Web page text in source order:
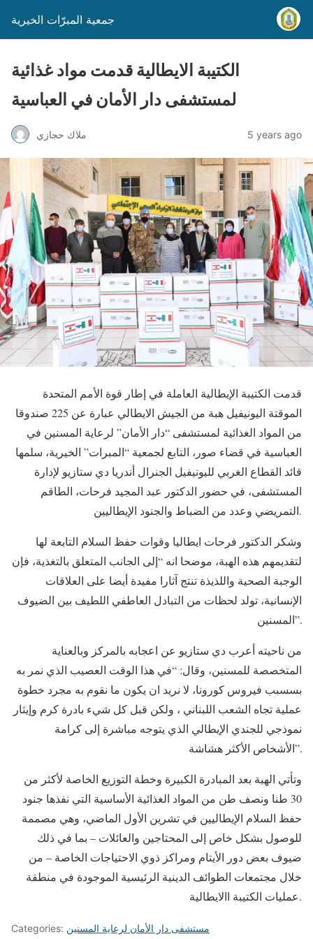
جمعية المبرّات الخيرية
الكتيبة الايطالية قدمت مواد غذائية
لمستشفى دار الأمان في العباسية
ملاك حجازي 5 years ago
الموقتة اليونيفيل هبة من الجيش الايطالي عبارة عن 225 صندوقا
من المواد الغذائية لمستشفى “دار الأمان” لرعاية المسنين في
العباسية في قضاء صور، التابع لجمعية “المبرات” الخيرية، سلمها
قائد القطاع الغربي لليونيفيل الجنرال أندريا دي ستازيو لإدارة
المستشفى، في حضور الدكتور عبد المجيد فرحات، الطاقم
التمريضي وعدد من الضباط والجنود الإيطاليين.
وشكر الدكتور فرحات ايطاليا وقوات حفظ السلام التابعة لها
لتقديمهم هذه الهبة، موضحا انه “إلى الجانب المتعلق بالتغذية، فإن
الوجبة الصحية واللذيذة تنتج آثارا مفيدة أيضا على العلاقات
الإنسانية، تولد لحظات من التبادل العاطفي اللطيف بين الضيوف
المسنين”.
من ناحيته أعرب دي ستازيو عن اعجابه بالمركز وبالعناية
المتخصصة للمسنين، وقال: “في هذا الوقت العصيب الذي نمر به
بسسبب فيروس كورونا، لا نريد ان يكون ما نقوم به مجرد خطوة
عملية تجاه الشعب اللبناني ، ولكن قبل كل شيء بادرة كرم وإيثار
نموذجي للجندي الإيطالي الذي يتوجه مباشرة إلى كرامة
الأشخاص الأكثر هشاشة”.
وتأتي الهبة بعد المبادرة الكبيرة وخطة التوزيع الخاصة لأكثر من
30 طنا ونصف طن من المواد الغذائية الأساسية التي نفذها جنود
حفظ السلام الإيطاليين في تشرين الأول الماضي، وهي مصممة
للوصول بشكل خاص إلى المحتاجين والعائلات – بما في ذلك
ضيوف بعض دور الأيتام ومراكز ذوي الاحتياجات الخاصة – من
خلال مجتمعات الطوائف الدينية الرئيسية الموجودة في منطقة
عمليات الكتيبة االايطالية.
Categories: مستشفى دار الأمان لرعاية المسنين